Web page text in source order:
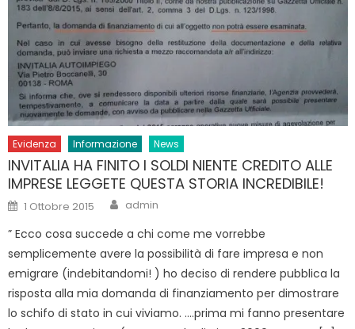
Evidenza Informazione News
INVITALIA HA FINITO I SOLDI NIENTE CREDITO ALLE
IMPRESE LEGGETE QUESTA STORIA INCREDIBILE!
Posted
on
1 Ottobre 2015 Author
admin
” Ecco cosa succede a chi come me vorrebbe
semplicemente avere la possibilità di fare impresa e non
emigrare (indebitandomi! ) ho deciso di rendere pubblica la
risposta alla mia domanda di finanziamento per dimostrare
lo schifo di stato in cui viviamo. ….prima mi fanno presentare